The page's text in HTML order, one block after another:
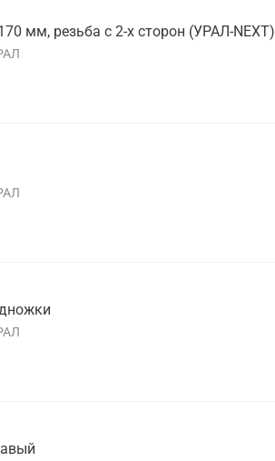
мм, резьба с 2-х сторон (УРАЛ-NEXT)